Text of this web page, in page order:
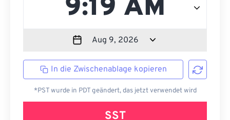
In die Zwischenablage kopieren
*PST wurde in PDT geändert, das jetzt verwendet wird
SST